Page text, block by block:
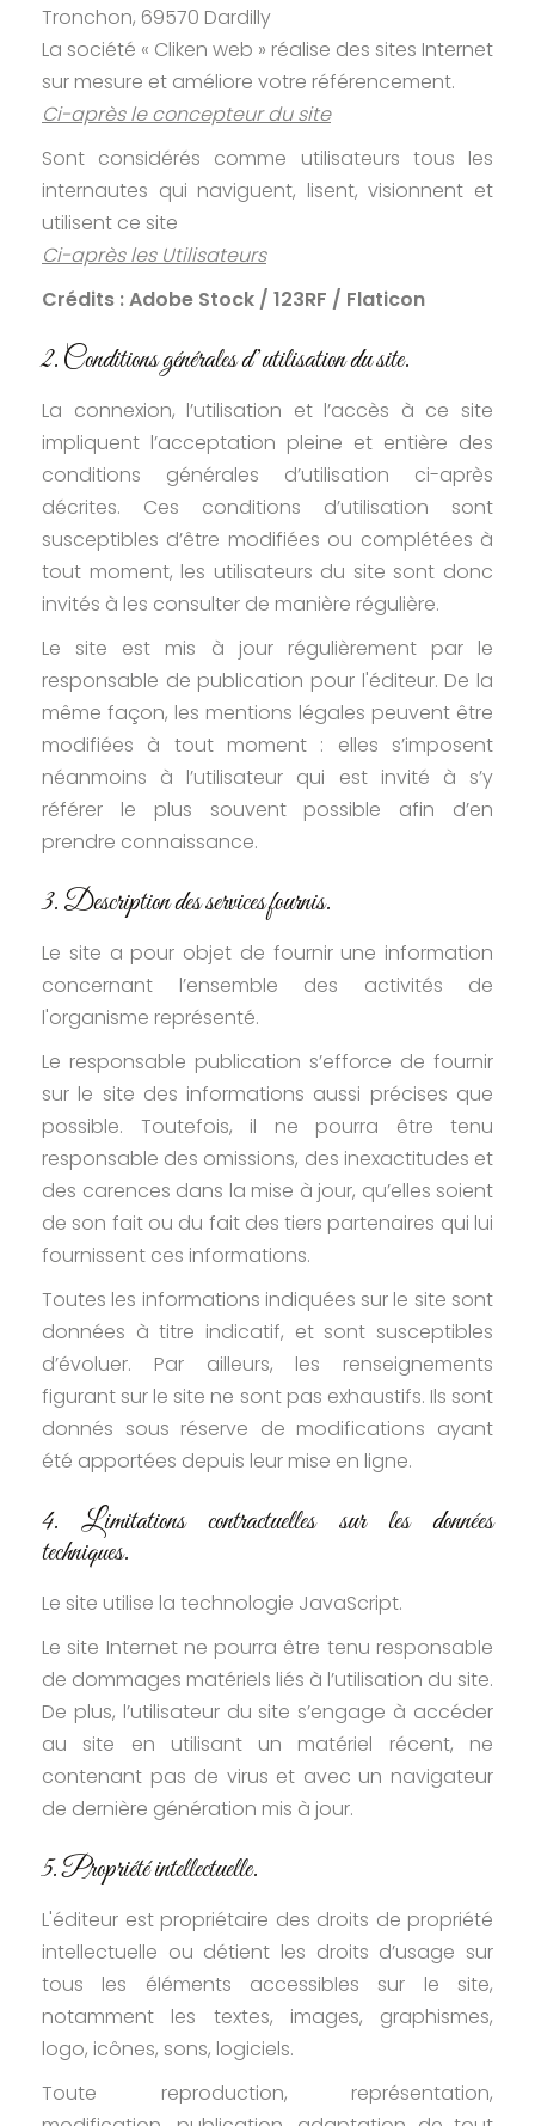
Tronchon, 69570 Dardilly
La société « Cliken web » réalise des sites Internet
sur mesure et améliore votre référencement.
Ci-après le concepteur du site
Sont considérés comme utilisateurs tous les
internautes qui naviguent, lisent, visionnent et
utilisent ce site
Ci-après les Utilisateurs
Crédits : Adobe Stock / 123RF / Flaticon
2. Conditions générales d’utilisation du site.
La connexion, l’utilisation et l’accès à ce site
impliquent l’acceptation pleine et entière des
conditions générales d’utilisation ci-après
décrites. Ces conditions d’utilisation sont
susceptibles d’être modifiées ou complétées à
tout moment, les utilisateurs du site sont donc
invités à les consulter de manière régulière.
Le site est mis à jour régulièrement par le
responsable de publication pour l'éditeur. De la
même façon, les mentions légales peuvent être
modifiées à tout moment : elles s’imposent
néanmoins à l’utilisateur qui est invité à s’y
référer le plus souvent possible afin d’en
prendre connaissance.
3. Description des services fournis.
Le site a pour objet de fournir une information
concernant l’ensemble des activités de
l'organisme représenté.
Le responsable publication s’efforce de fournir
sur le site des informations aussi précises que
possible. Toutefois, il ne pourra être tenu
responsable des omissions, des inexactitudes et
des carences dans la mise à jour, qu’elles soient
de son fait ou du fait des tiers partenaires qui lui
fournissent ces informations.
Toutes les informations indiquées sur le site sont
données à titre indicatif, et sont susceptibles
d’évoluer. Par ailleurs, les renseignements
figurant sur le site ne sont pas exhaustifs. Ils sont
donnés sous réserve de modifications ayant
été apportées depuis leur mise en ligne.
4. Limitations contractuelles sur les données
techniques.
Le site utilise la technologie JavaScript.
Le site Internet ne pourra être tenu responsable
de dommages matériels liés à l’utilisation du site.
De plus, l’utilisateur du site s’engage à accéder
au site en utilisant un matériel récent, ne
contenant pas de virus et avec un navigateur
de dernière génération mis à jour.
5. Propriété intellectuelle.
L'éditeur est propriétaire des droits de propriété
intellectuelle ou détient les droits d’usage sur
tous les éléments accessibles sur le site,
notamment les textes, images, graphismes,
logo, icônes, sons, logiciels.
Toute reproduction, représentation,